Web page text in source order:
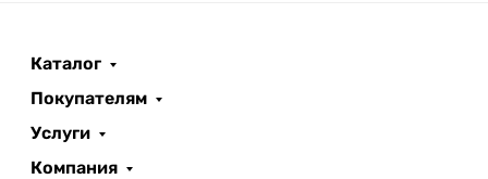
Каталог
Покупателям
Услуги
Компания